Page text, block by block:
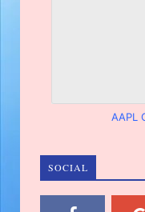
AAPL
SOCIAL